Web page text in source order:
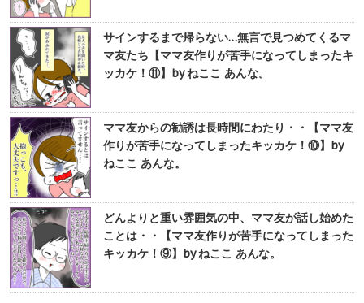
サインするまで帰らない…無言で見つめてくるマ
マ友たち【ママ友作りが苦手になってしまったキ
ッカケ！⑪】by ねここ あんな。
ママ友からの勧誘は長時間にわたり・・【ママ友
作りが苦手になってしまったキッカケ！⑩】by
ねここ あんな。
どんよりと重い雰囲気の中、ママ友が話し始めた
ことは・・【ママ友作りが苦手になってしまった
キッカケ！⑨】by ねここ あんな。